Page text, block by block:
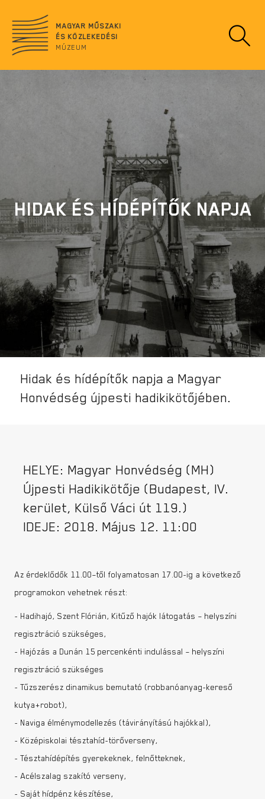
tartalomra
data
MAGYAR MŰSZAKI
ÉS KÖZLEKEDÉSI
MÚZEUM
HIDAK ÉS HÍDÉPÍTŐK NAPJA
Hidak és hídépítők napja a Magyar
Honvédség újpesti hadikikötőjében.
HELYE: Magyar Honvédség (MH)
Újpesti Hadikikötője (Budapest, IV.
kerület, Külső Váci út 119.)
IDEJE: 2018. Május 12. 11:00
Az érdeklődők 11.00–től folyamatosan 17.00-ig a következő
programokon vehetnek részt:
- Hadihajó, Szent Flórián, Kitűző hajók látogatás – helyszíni
regisztráció szükséges,
- Hajózás a Dunán 15 percenkénti indulással – helyszíni
regisztráció szükséges
- Tűzszerész dinamikus bemutató (robbanóanyag-kereső
kutya+robot),
- Naviga élménymodellezés (távirányítású hajókkal),
- Középiskolai tésztahíd-törőverseny,
- Tésztahídépítés gyerekeknek, felnőtteknek,
- Acélszalag szakító verseny,
- Saját hídpénz készítése,